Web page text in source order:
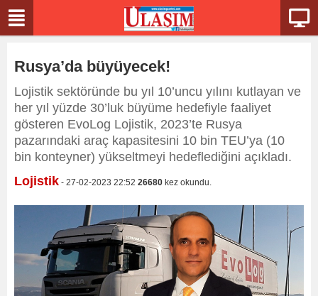
Rusya’da büyüyecek!
Lojistik sektöründe bu yıl 10’uncu yılını kutlayan ve
her yıl yüzde 30’luk büyüme hedefiyle faaliyet
gösteren EvoLog Lojistik, 2023’te Rusya
pazarındaki araç kapasitesini 10 bin TEU’ya (10
bin konteyner) yükseltmeyi hedeflediğini açıkladı.
Lojistik - 27-02-2023 22:52 26680 kez okundu.